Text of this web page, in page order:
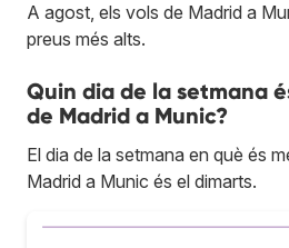
A agost, els vols de Madrid a
preus més alts.
Quin dia de la setmana
de Madrid a Munic?
El dia de la setmana en què és
Madrid a Munic és el dimarts.